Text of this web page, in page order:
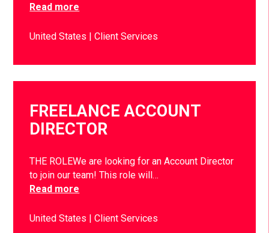
Read more
United States Client Services
FREELANCE ACCOUNT
DIRECTOR
THE ROLEWe are looking for an Account Director
to join our team! This role will…
Read more
United States Client Services